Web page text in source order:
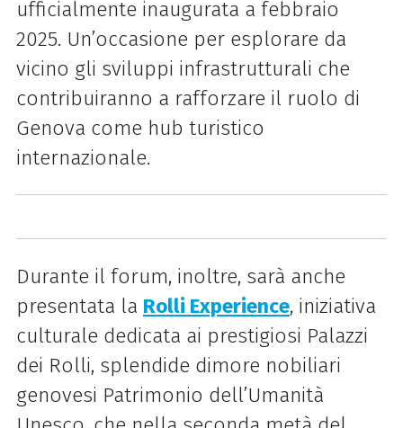
ufficialmente inaugurata a febbraio
2025. Un’occasione per esplorare da
vicino gli sviluppi infrastrutturali che
contribuiranno a rafforzare il ruolo di
Genova come hub turistico
internazionale.
Durante il forum, inoltre, sarà anche
presentata la Rolli Experience, iniziativa
culturale dedicata ai prestigiosi Palazzi
dei Rolli, splendide dimore nobiliari
genovesi Patrimonio dell’Umanità